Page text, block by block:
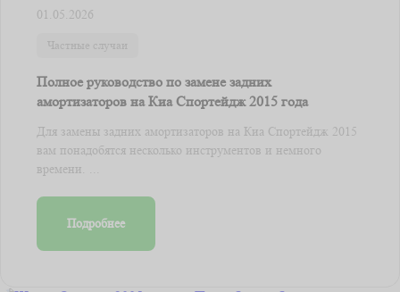
01.05.2026
Частные случаи
Полное руководство по замене задних
амортизаторов на Киа Спортейдж 2015 года
Для замены задних амортизаторов на Киа Спортейдж 2015
вам понадобятся несколько инструментов и немного
времени. ...
Подробнее